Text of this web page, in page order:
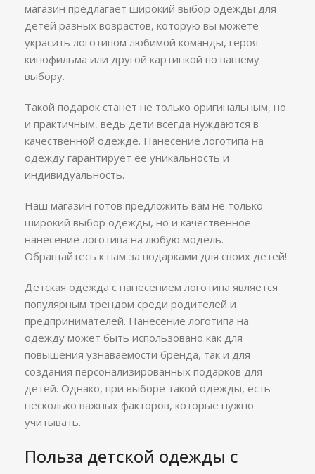
магазин предлагает широкий выбор одежды для
детей разных возрастов, которую вы можете
украсить логотипом любимой команды, героя
кинофильма или другой картинкой по вашему
выбору.
Такой подарок станет не только оригинальным, но
и практичным, ведь дети всегда нуждаются в
качественной одежде. Нанесение логотипа на
одежду гарантирует ее уникальность и
индивидуальность.
Наш магазин готов предложить вам не только
широкий выбор одежды, но и качественное
нанесение логотипа на любую модель.
Обращайтесь к нам за подарками для своих детей!
Детская одежда с нанесением логотипа является
популярным трендом среди родителей и
предпринимателей. Нанесение логотипа на
одежду может быть использовано как для
повышения узнаваемости бренда, так и для
создания персонализированных подарков для
детей. Однако, при выборе такой одежды, есть
несколько важных факторов, которые нужно
учитывать.
Польза детской одежды с